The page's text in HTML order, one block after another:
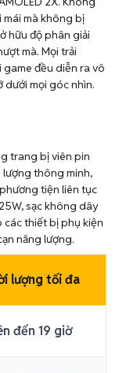
mà không bị
hữu độ phân giải
mà. Mọi trải
đều diễn ra vô
dưới mọi góc nhìn.
trang bị viên pin
thông minh,
tiện liên tục
sạc không dây
các thiết bị phụ kiện
năng lượng.
lượng tối đa
đến 19 giờ